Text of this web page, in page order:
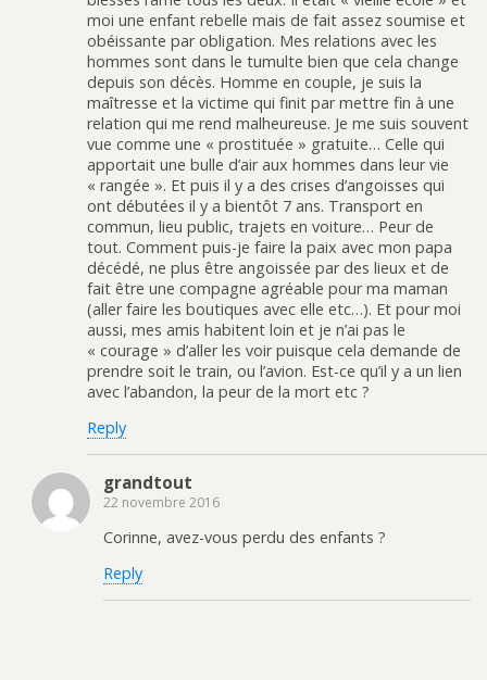
moi une enfant rebelle mais de fait assez soumise et
obéissante par obligation. Mes relations avec les
hommes sont dans le tumulte bien que cela change
depuis son décès. Homme en couple, je suis la
maîtresse et la victime qui finit par mettre fin à une
relation qui me rend malheureuse. Je me suis souvent
vue comme une « prostituée » gratuite… Celle qui
apportait une bulle d’air aux hommes dans leur vie
« rangée ». Et puis il y a des crises d’angoisses qui
ont débutées il y a bientôt 7 ans. Transport en
commun, lieu public, trajets en voiture… Peur de
tout. Comment puis-je faire la paix avec mon papa
décédé, ne plus être angoissée par des lieux et de
fait être une compagne agréable pour ma maman
(aller faire les boutiques avec elle etc…). Et pour moi
aussi, mes amis habitent loin et je n’ai pas le
« courage » d’aller les voir puisque cela demande de
prendre soit le train, ou l’avion. Est-ce qu’il y a un lien
avec l’abandon, la peur de la mort etc ?
Reply
grandtout
22 novembre 2016
Corinne, avez-vous perdu des enfants ?
Reply